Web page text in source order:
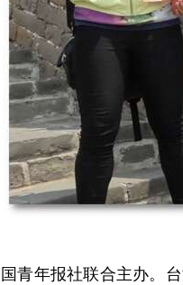
青年报社联合主办。